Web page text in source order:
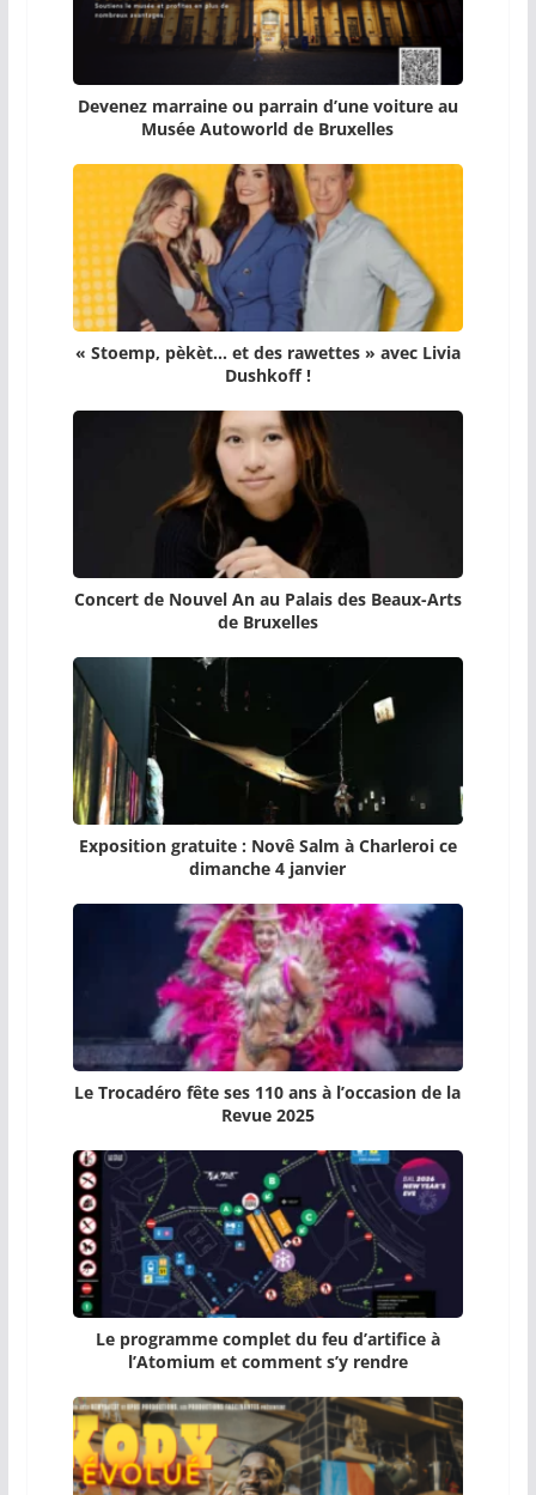
Devenez marraine ou parrain d’une voiture au
Musée Autoworld de Bruxelles
« Stoemp, pèkèt… et des rawettes » avec Livia
Dushkoff !
Concert de Nouvel An au Palais des Beaux-Arts
de Bruxelles
Exposition gratuite : Novê Salm à Charleroi ce
dimanche 4 janvier
Le Trocadéro fête ses 110 ans à l’occasion de la
Revue 2025
Le programme complet du feu d’artifice à
l’Atomium et comment s’y rendre